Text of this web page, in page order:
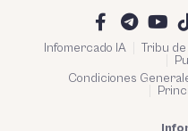
Infomercado IA Tribu
Condiciones